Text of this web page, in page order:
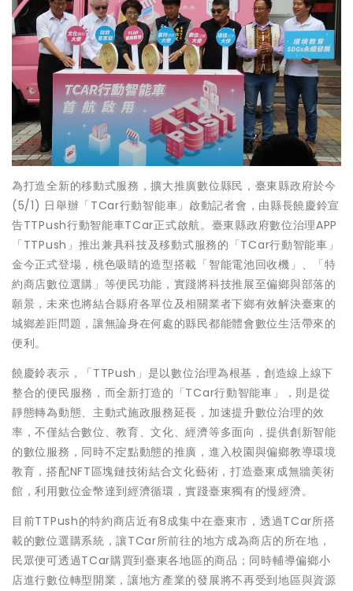
為打造全新的移動式服務，擴大推廣數位縣民，臺東縣政府於今
(5/1) 日舉辦「TCar行動智能車」啟動記者會，由縣長饒慶鈴宣
告TTPush行動智能車TCar正式啟航。臺東縣政府數位治理APP
「TTPush」推出兼具科技及移動式服務的「TCar行動智能車」
金今正式登場，桃色吸睛的造型搭載「智能電池回收機」、「特
約商店數位選購」等便民功能，實踐將科技推展至偏鄉與部落的
願景，未來也將結合縣府各單位及相關業者下鄉有效解決臺東的
城鄉差距問題，讓無論身在何處的縣民都能體會數位生活帶來的
便利。
饒慶鈴表示，「TTPush」是以數位治理為根基，創造線上線下
整合的便民服務，而全新打造的「TCar行動智能車」，則是從
靜態轉為動態、主動式施政服務延長，加速提升數位治理的效
率，不僅結合數位、教育、文化、經濟等多面向，提供創新智能
的數位服務，同時不定點動態的推廣，進入校園與偏鄉教導環境
教育，搭配NFT區塊鏈技術結合文化藝術，打造臺東成無牆美術
館，利用數位金幣達到經濟循環，實踐臺東獨有的慢經濟。
目前TTPush的特約商店近有8成集中在臺東市，透過TCar所搭
載的數位選購系統，讓TCar所前往的地方成為商店的所在地，
民眾便可透過TCar購買到臺東各地區的商品；同時輔導偏鄉小
店進行數位轉型開業，讓地方產業的發展將不再受到地區與資源